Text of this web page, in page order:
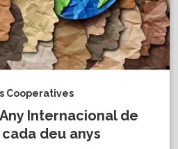
Cooperatives
Internacional de
deu anys